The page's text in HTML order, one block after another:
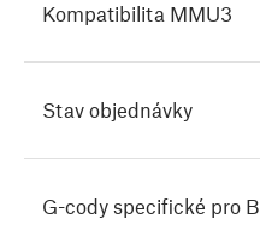
Kompatibilita MMU3
Stav objednávky
G-cody specifické pro